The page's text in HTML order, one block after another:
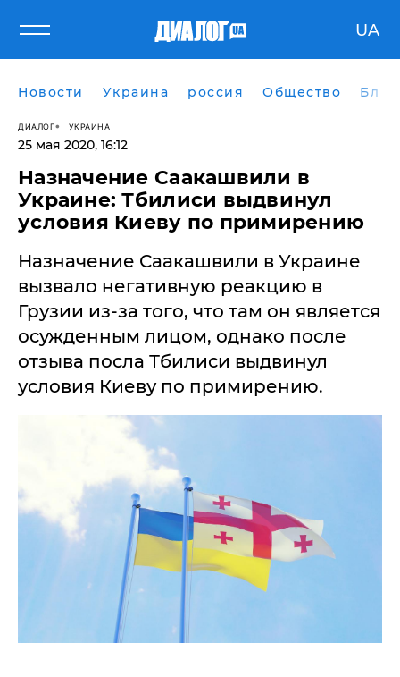
UA
Новости Украина россия Общество
ДИАЛОГ УКРАИНА
25 мая 2020, 16:12
Назначение Саакашвили в
Украине: Тбилиси выдвинул
условия Киеву по примирению
Назначение Саакашвили в Украине
вызвало негативную реакцию в
Грузии из-за того, что там он является
осужденным лицом, однако после
отзыва посла Тбилиси выдвинул
условия Киеву по примирению.